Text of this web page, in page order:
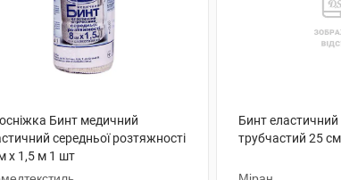
Бинт медичний
середньої розтяжності
х 1,5 м 1 шт
Бинт еластичний
трубчастий 25